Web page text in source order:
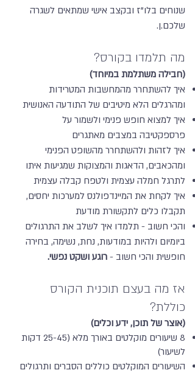
שנוחים בלו"ז ובקצב אישי שמתאים לשגרה
שלכם.ן.
מה תלמדו בקורס?
(חבילה משתלמת במיוחד)
איך להשתחרר מהמחשבות המטרידות
ומהרגלים הלא מיטיבים של התודעה האנושית
איך למצוא חופש פנימי ולשמור על
פרספקטיבה במצבים מאתגרים
איך לזהות ולהשתחרר מהשופט הפנימי
ומהכאבים, הדאגות והמצוקות שמגיעות איתו
לתרגל חמלה עצמית ולטפח קבלה עצמית
איך לקחת את המיינדפולנס למערכות יחסים,
תקבלו כלים לתקשורת מודעת
והכי חשוב - תלמדו איך לשלב את התרגולים
ביומיום ולהיות במודעות, נחת, נשימה, בחירה
חופשית והכי חשוב - רוגע ושקט נפשי.
אז מה בעצם תוכנית הקורס
כוללת?
(אוצר של תוכן, ידע וכלים)
8 שיעורים מוקלטים באורך מלא (25-45 דקות
לשיעור)
השיעורים המוקלטים כוללים הסברים ותרגולים